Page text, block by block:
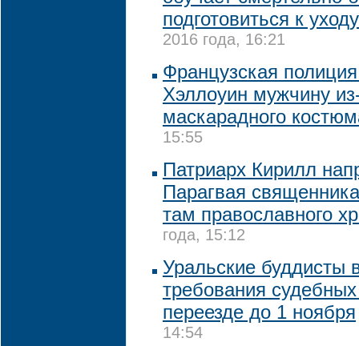
подготовиться к
2016 года, 16:21
Французская
Хэллоуин мужчину
маскарадного
15:55
Патриарх Кирилл
Парагвая
там православного
года, 15:12
Уральские буддисты
требования
переезде до 1 ноября
14:54